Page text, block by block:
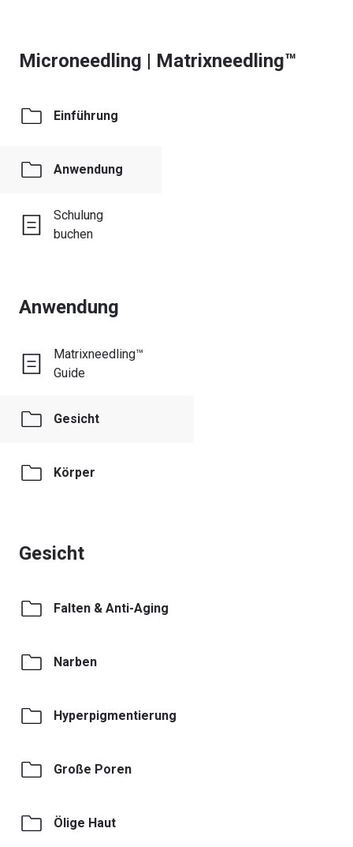
Microneedling | Matrixneedling™
Einführung
Anwendung
Schulung
buchen
Anwendung
Matrixneedling™
Guide
Gesicht
Körper
Gesicht
Falten & Anti-Aging
Narben
Hyperpigmentierung
Große Poren
Ölige Haut